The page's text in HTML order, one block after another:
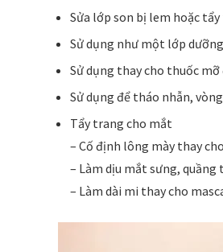
Sửa lớp son bị lem hoặc
Sử dụng như một lớp
Sử dụng thay cho thuốc
Sử dụng để tháo nhẫn,
Tẩy trang cho mắt
– Cố định lông mày thay
– Làm dịu mắt sưng,
– Làm dài mi thay cho